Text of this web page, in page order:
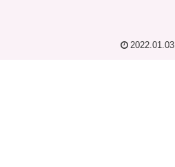
2022.01.03